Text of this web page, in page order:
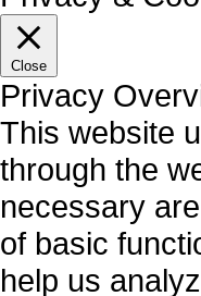
Close
Privacy
This website
through the
necessary
of basic
help us